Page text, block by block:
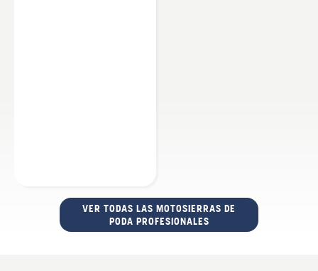
VER TODAS LAS MOTOSIERRAS DE
PODA PROFESIONALES